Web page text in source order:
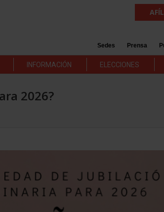
Sedes Prensa
INFORMACIÓN ELECCIONES
2026?